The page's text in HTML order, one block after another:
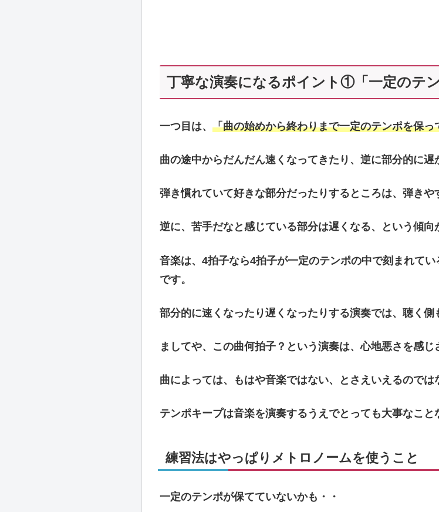
丁寧な演奏になるポイント①「一定のテン
一つ目は、 「曲の始めから終わりまで一定のテンポを保っ
曲の途中からだんだん速くなってきたり、逆に部分的に遅
弾き慣れていて好きな部分だったりするところは、弾きや
逆に、苦手だなと感じている部分は遅くなる、という傾向
音楽は、4拍子なら4拍子が一定のテンポの中で刻まれて
です。
部分的に速くなったり遅くなったりする演奏では、聴く側
ましてや、この曲何拍子？という演奏は、心地悪さを感じ
曲によっては、もはや音楽ではない、とさえいえるのでは
テンポキープは音楽を演奏するうえでとっても大事なこと
練習法はやっぱりメトロノームを使うこと
一定のテンポが保てていないかも・・